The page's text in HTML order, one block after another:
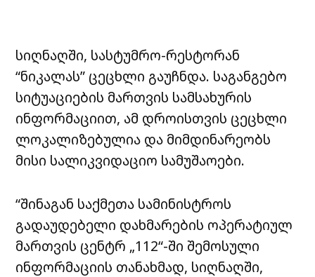
სიღნაღში, სასტუმრო-რესტორან
“ნიკალას” ცეცხლი გაუჩნდა. საგანგებო
სიტუაციების მართვის სამსახურის
ინფორმაციით, ამ დროისთვის ცეცხლი
ლოკალიზებულია და მიმდინარეობს
მისი სალიკვიდაციო სამუშაოები.
“შინაგან საქმეთა სამინისტროს
გადაუდებელი დახმარების ოპერატიულ
მართვის ცენტრ „112“-ში შემოსული
ინფორმაციის თანახმად, სიღნაღში,